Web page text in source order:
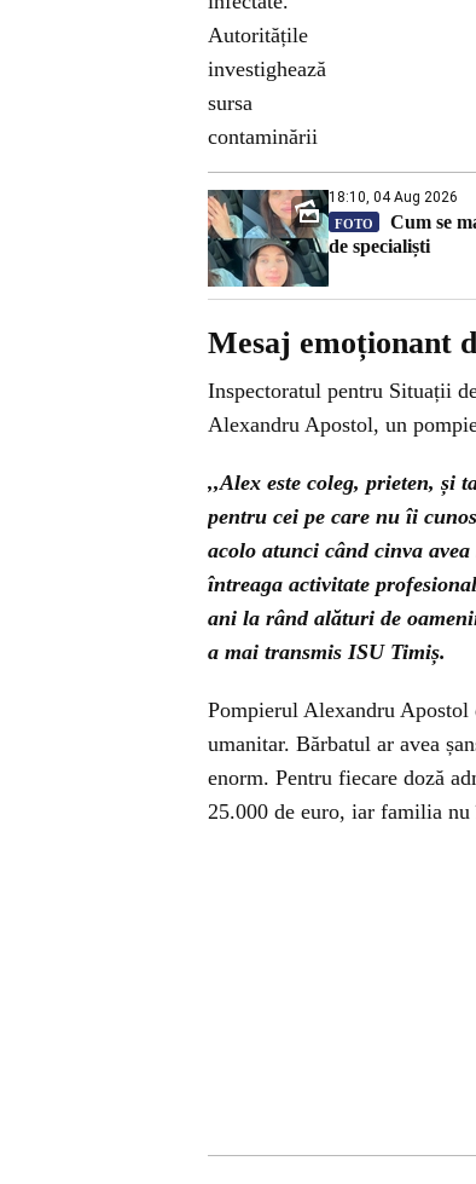
18:10, 04 Aug 2026
FOTO
Cum se
de specialiști
Mesaj emoționant
Inspectoratul pentru Situații
Alexandru Apostol, un
,,Alex este coleg, prieten, și
pentru cei pe care nu îi
acolo atunci când cinva
întreaga activitate
ani la rând alături de
a mai transmis ISU Timiș.
Pompierul Alexandru Apostol
umanitar. Bărbatul ar avea
enorm. Pentru fiecare doză
25.000 de euro, iar familia